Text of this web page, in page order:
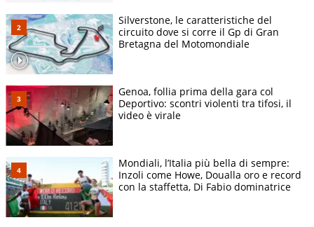
Silverstone, le caratteristiche del
circuito dove si corre il Gp di Gran
Bretagna del Motomondiale
Genoa, follia prima della gara col
Deportivo: scontri violenti tra tifosi, il
video è virale
Mondiali, l’Italia più bella di sempre:
Inzoli come Howe, Doualla oro e record
con la staffetta, Di Fabio dominatrice